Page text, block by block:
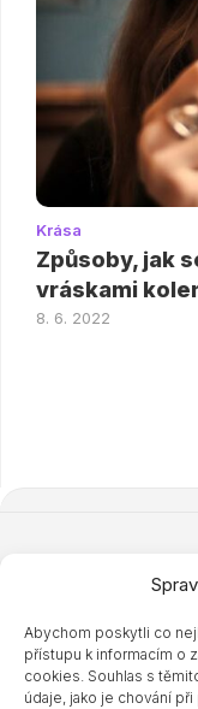
Abychom poskytli co
přístupu k informacím o
cookies. Souhlas s
údaje, jako je chování
Krása
Způsoby, jak
vráskami
8. 6. 2022
©
Powered